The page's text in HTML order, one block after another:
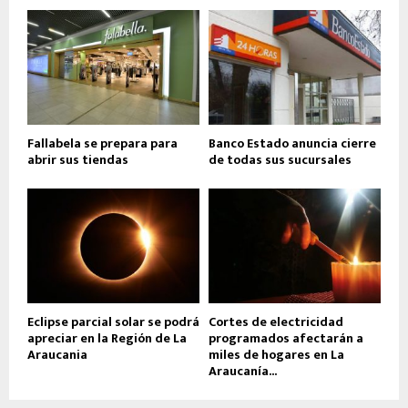
Fallabela se prepara para
abrir sus tiendas
Banco Estado anuncia cierre
de todas sus sucursales
Eclipse parcial solar se podrá
apreciar en la Región de La
Araucania
Cortes de electricidad
programados afectarán a
miles de hogares en La
Araucanía...